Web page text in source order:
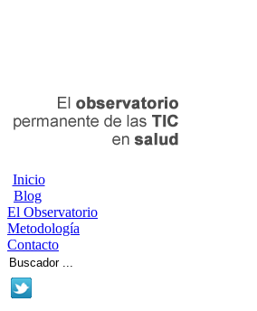
Inicio
Blog
El Observatorio
Metodología
Contacto